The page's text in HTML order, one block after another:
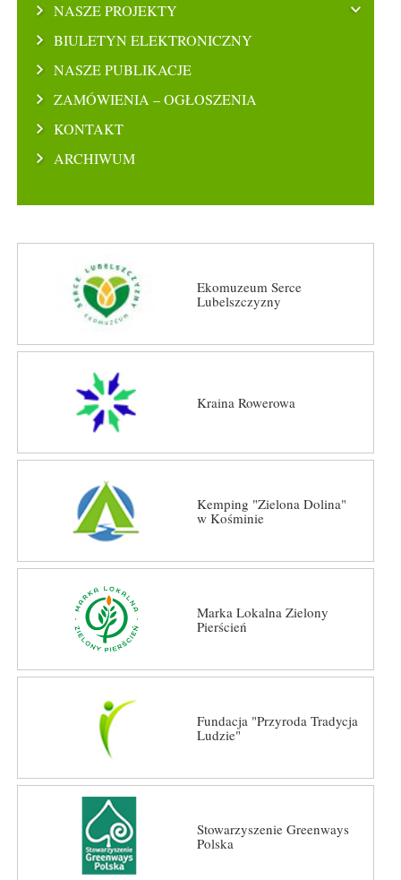
NASZE PROJEKTY
BIULETYN ELEKTRONICZNY
NASZE PUBLIKACJE
ZAMÓWIENIA – OGŁOSZENIA
KONTAKT
ARCHIWUM
Ekomuzeum Serce
Lubelszczyzny
Kraina Rowerowa
Kemping "Zielona Dolina"
w Kośminie
Marka Lokalna Zielony
Pierścień
Fundacja "Przyroda Tradycja
Ludzie"
Stowarzyszenie Greenways
Polska